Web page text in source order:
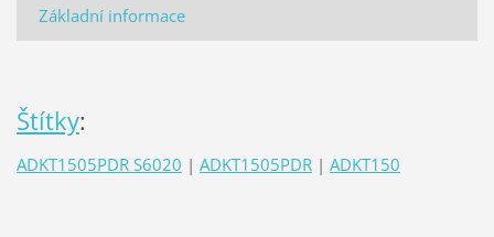
Základní informace
Štítky:
ADKT1505PDR S6020 | ADKT1505PDR | ADKT150